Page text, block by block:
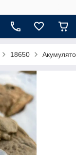
18650